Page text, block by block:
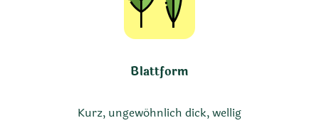
Blattform
Kurz, ungewöhnlich dick, wellig